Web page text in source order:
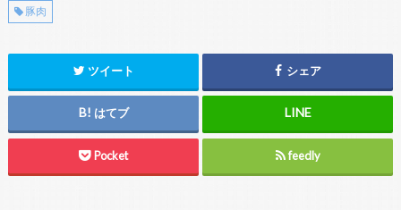
豚肉
ツイート シェア
はてブ
Pocket feedly